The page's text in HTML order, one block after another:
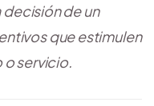
decisión de un
que estimulen
o servicio.